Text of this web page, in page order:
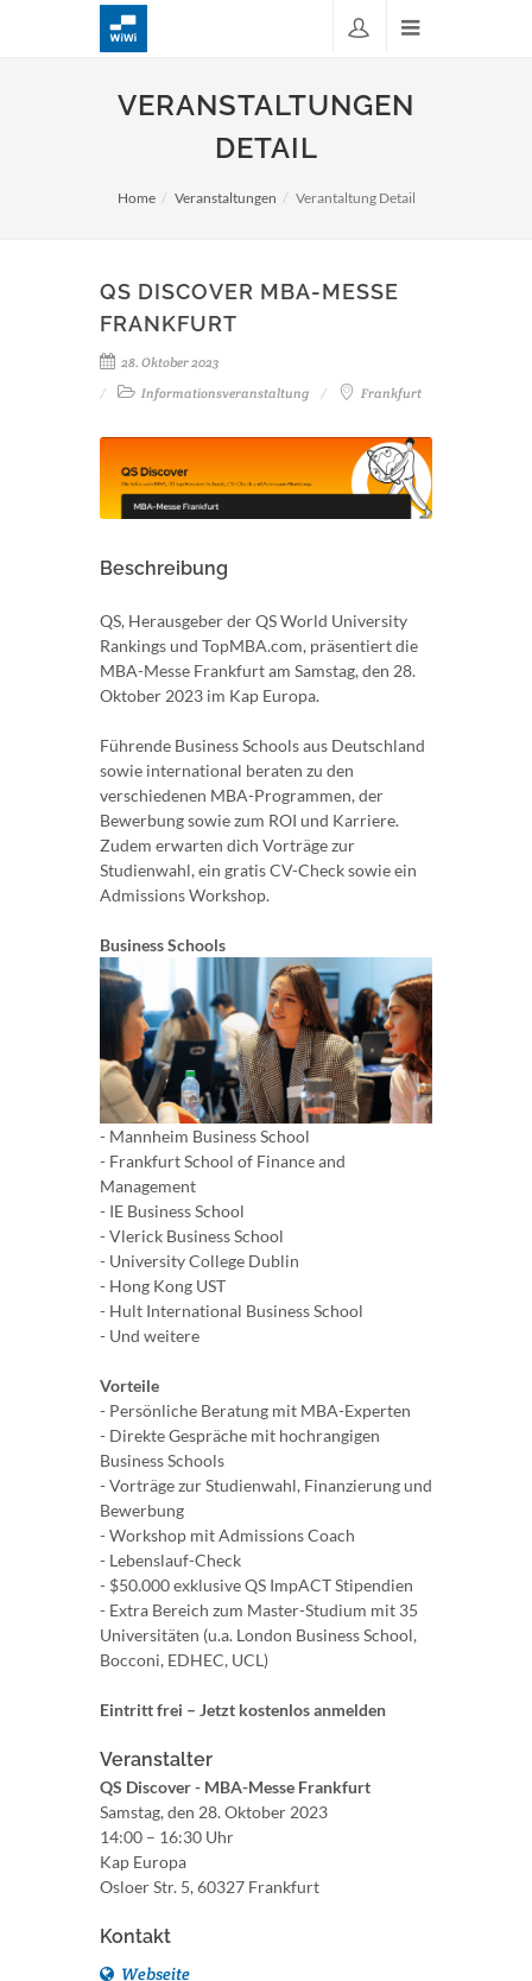
VERANSTALTUNGEN
DETAIL
Home Veranstaltungen Verantaltung Detail
QS DISCOVER MBA-MESSE
FRANKFURT
28. Oktober 2023
Informationsveranstaltung
Frankfurt
Beschreibung
QS, Herausgeber der QS World University
Rankings und TopMBA.com, präsentiert die
MBA-Messe Frankfurt am Samstag, den 28.
Oktober 2023 im Kap Europa.
Führende Business Schools aus Deutschland
sowie international beraten zu den
verschiedenen MBA-Programmen, der
Bewerbung sowie zum ROI und Karriere.
Zudem erwarten dich Vorträge zur
Studienwahl, ein gratis CV-Check sowie ein
Admissions Workshop.
Business Schools
- Mannheim Business School
- Frankfurt School of Finance and
Management
- IE Business School
- Vlerick Business School
- University College Dublin
- Hong Kong UST
- Hult International Business School
- Und weitere
Vorteile
- Persönliche Beratung mit MBA-Experten
- Direkte Gespräche mit hochrangigen
Business Schools
- Vorträge zur Studienwahl, Finanzierung und
Bewerbung
- Workshop mit Admissions Coach
- Lebenslauf-Check
- $50.000 exklusive QS ImpACT Stipendien
- Extra Bereich zum Master-Studium mit 35
Universitäten (u.a. London Business School,
Bocconi, EDHEC, UCL)
Eintritt frei – Jetzt kostenlos anmelden
Veranstalter
QS Discover - MBA-Messe Frankfurt
Samstag, den 28. Oktober 2023
14:00 – 16:30 Uhr
Kap Europa
Osloer Str. 5, 60327 Frankfurt
Kontakt
Webseite